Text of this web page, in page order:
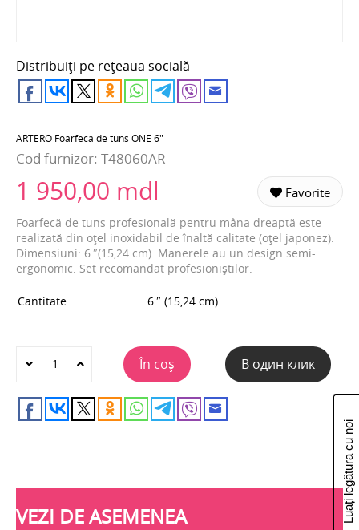
Luați legătura cu noi
Distribuiți pe rețeaua socială
ARTERO Foarfeca de tuns ONE 6"
Cod furnizor: T48060AR
1 950,00 mdl Favorite
Foarfecă de tuns profesională pentru mâna dreaptă este
realizată din oțel inoxidabil de înaltă calitate (oțel japonez).
Dimensiuni: 6 ″(15,24 cm). Manerele au un design semi-
ergonomic. Set recomandat profesioniștilor.
Cantitate 6 ″ (15,24 cm)
În coș В один клик
VEZI DE ASEMENEA